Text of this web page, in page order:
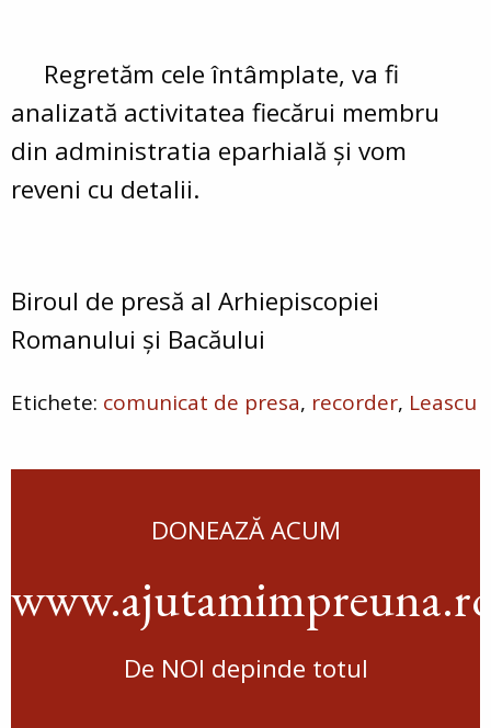
Regretăm cele întâmplate, va fi
analizată activitatea fiecărui membru
din administratia eparhială și vom
reveni cu detalii.
Biroul de presă al Arhiepiscopiei
Romanului și Bacăului
comunicat de presa recorder Leascu
DONEAZĂ ACUM
De NOI depinde totul